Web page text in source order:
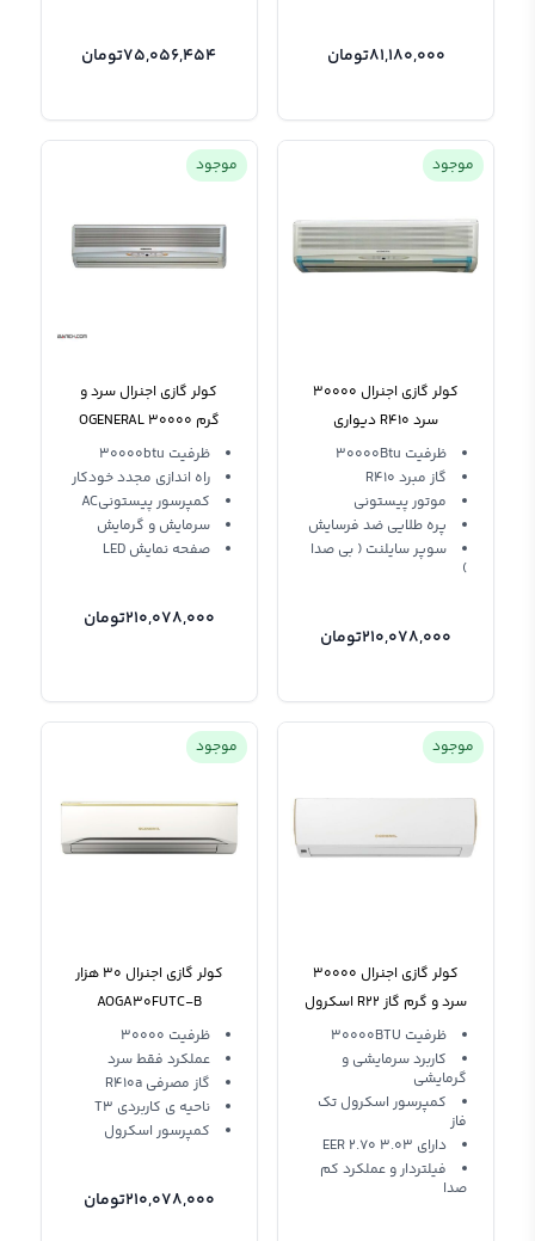
81,180,000تومان 75,056,454تومان
موجود
کولر گازی اجنرال 30000
سرد R410 دیواری
AOG30RZEL Ogenera T3
ظرفیت 30000Btu
گاز مبرد R410
موتور پیستونی
پره طلایی ضد فرسایش
سوپر سایلنت ( بی صدا
)
210,078,000تومان
موجود
کولر گازی اجنرال سرد و
گرم 30000 OGENERAL
ASG30RBAJظرفیت 30000btu
راه اندازی مجدد خودکار
کمپرسور پیستونیAC
سرمایش و گرمایش
صفحه نمایش LED
210,078,000تومان
موجود
کولر گازی اجنرال 30000
سرد و گرم گاز R22 اسکرول
ASGA30RNWA-RZ
Ogenral
ظرفیت 30000BTU
کاربرد سرمایشی و
گرمایشی
کمپرسور اسکرول تک
فاز
دارای EER 2.70 3.03
فیلتردار و عملکرد کم
صدا
موجود
کولر گازی اجنرال 30 هزار
AOGA30FUTC-B
سرمایشیظرفیت 30000
عملکرد فقط سرد
گاز مصرفی R410a
ناحیه ی کاربردی T3
کمپرسور اسکرول
210,078,000تومان